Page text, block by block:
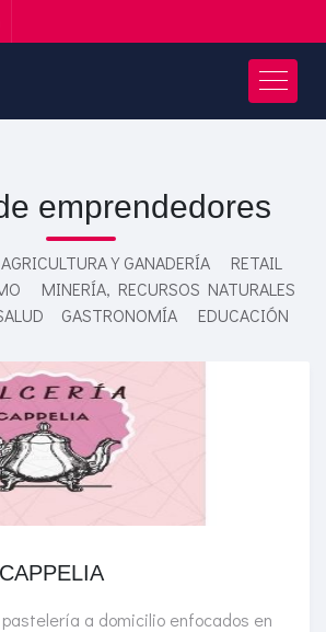
emprendedores
AGRICULTURA Y GANADERÍA
RETAIL
MINERÍA, RECURSOS NATURALES
GASTRONOMÍA EDUCACIÓN
pastelería a domicilio enfocados en